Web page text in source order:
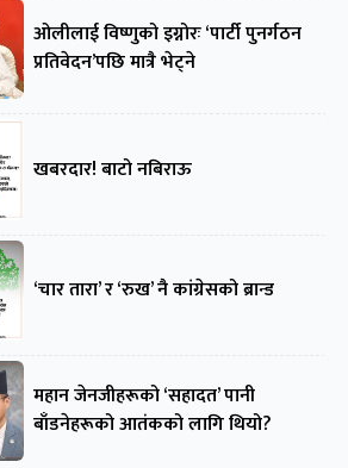
ओलीलाई विष्णुको इग्नोरः ‘पार्टी पुनर्गठन
प्रतिवेदन’पछि मात्रै भेट्ने
खबरदार! बाटो नबिराऊ
‘चार तारा’ र ‘रुख’ नै कांग्रेसको ब्रान्ड
महान जेनजीहरूको ‘सहादत’ पानी
बाँडनेहरूको आतंकको लागि थियो?